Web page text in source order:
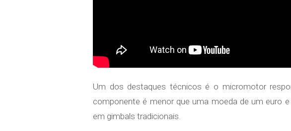
Um dos destaques técnicos é o micromotor
componente é menor que uma moeda de um euro
em gimbals tradicionais.